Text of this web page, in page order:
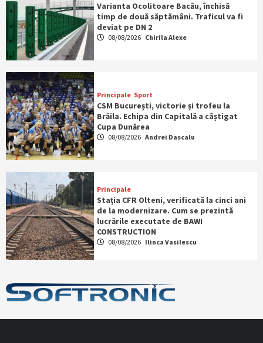
Varianta Ocolitoare Bacău, închisă
timp de două săptămâni. Traficul va fi
deviat pe DN 2
08/08/2026 Chirila Alexe
Principale Sport
CSM București, victorie și trofeu la
Brăila. Echipa din Capitală a câștigat
Cupa Dunărea
08/08/2026 Andrei Dascalu
Principale
Stația CFR Olteni, verificată la cinci ani
de la modernizare. Cum se prezintă
lucrările executate de BAWI
CONSTRUCTION
08/08/2026 Ilinca Vasilescu